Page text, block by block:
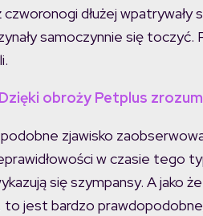
dłużej wpatrywały
samoczynnie się
Dzięki obroży Petplus
zjawisko
w czasie tego
się szympansy. A jako
to jest bardzo